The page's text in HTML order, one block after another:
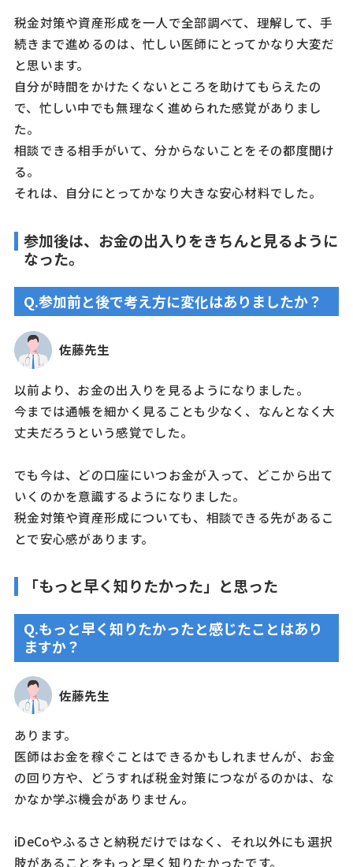
税金対策や資産形成を一人で全部調べて、理解して、手
続きまで進めるのは、忙しい医師にとってかなり大変だ
と思います。
自分が時間をかけたくないところを助けてもらえたの
で、忙しい中でも無理なく進められた感覚がありまし
た。
相談できる相手がいて、分からないことをその都度聞け
る。
それは、自分にとってかなり大きな安心材料でした。
参加後は、お金の出入りをきちんと見るように
なった。
Q.参加前と後で考え方に変化はありましたか？
佐藤先生
以前より、お金の出入りを見るようになりました。
今までは通帳を細かく見ることも少なく、なんとなく大
丈夫だろうという感覚でした。
でも今は、どの口座にいつお金が入って、どこから出て
いくのかを意識するようになりました。
税金対策や資産形成についても、相談できる先があるこ
とで安心感があります。
「もっと早く知りたかった」と思った
Q.もっと早く知りたかったと感じたことはあり
ますか？
佐藤先生
あります。
医師はお金を稼ぐことはできるかもしれませんが、お金
の回り方や、どうすれば税金対策につながるのかは、な
かなか学ぶ機会がありません。
iDeCoやふるさと納税だけではなく、それ以外にも選択
肢があることをもっと早く知りたかったです。